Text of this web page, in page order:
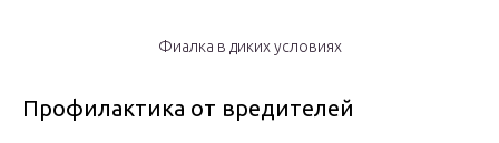
Фиалка в диких условиях
Профилактика от вредителей